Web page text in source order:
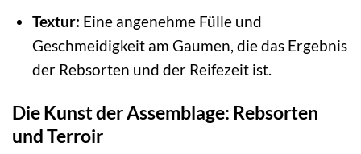
Textur: Eine angenehme Fülle und
Geschmeidigkeit am Gaumen, die das Ergebnis
der Rebsorten und der Reifezeit ist.
Die Kunst der Assemblage: Rebsorten
und Terroir